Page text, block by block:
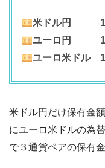
米ドル円
ユーロ円
ユーロ米ドル
米ドル円だけ保有金
にユーロ米ドルの為
で３通貨ペアの保有